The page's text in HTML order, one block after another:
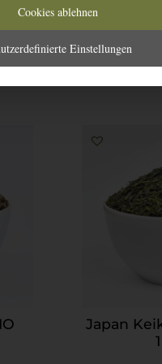
Japan
Cookies ablehnen
Einstellungen